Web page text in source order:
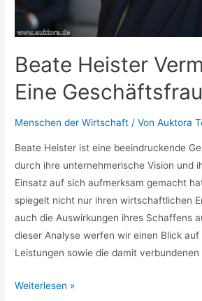
Beate Heister
Eine
Menschen der Wirtschaft / VonAuktora
Beate Heister ist eine beeindruckende
durch ihre unternehmerische Vision und
Einsatz auf sich aufmerksam gemacht
spiegelt nicht nur ihren wirtschaftlichen
auch die Auswirkungen ihres Schaffens
dieser Analyse werfen wir einen Blick
Leistungen sowie die damit
Beate
Weiterlesen »